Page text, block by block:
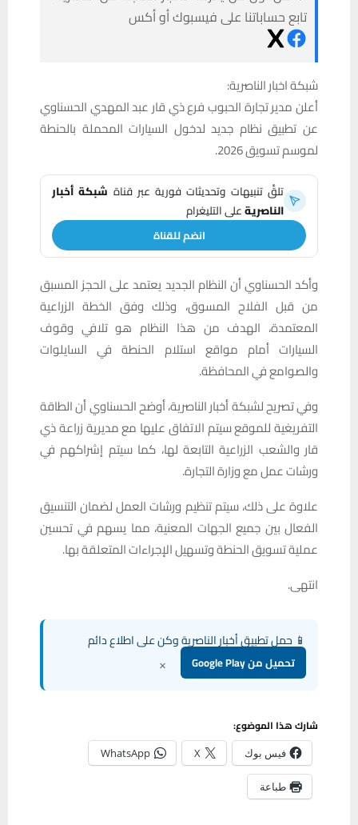
تابع حساباتنا على فيسبوك أو أكس
شبكة اخبار الناصرية:
أعلن مدير تجارة الحبوب فرع ذي قار عبد المهدي الحسناوي
عن تطبيق نظام جديد لدخول السيارات المحملة بالحنطة
لموسم تسويق 2026.
تلقَّ تنبيهات وتحديثات فورية عبر قناة شبكة أخبار
الناصريةعلى التليغرام
انضم للقناة
وأكد الحسناوي أن النظام الجديد يعتمد على الحجز المسبق
من قبل الفلاح المسوق، وذلك وفق الخطة الزراعية
المعتمدة، الهدف من هذا النظام هو تلافي وقوف
السيارات أمام مواقع استلام الحنطة في السايلوات
والصوامع في المحافظة.
وفي تصريح لشبكة أخبار الناصرية، أوضح الحسناوي أن الطاقة
التفريغية للموقع سيتم الاتفاق عليها مع مديرية زراعة ذي
قار والشعب الزراعية التابعة لها، كما سيتم إشراكهم في
ورشات عمل مع وزارة التجارة.
علاوة على ذلك، سيتم تنظيم ورشات العمل لضمان التنسيق
الفعال بين جميع الجهات المعنية، مما يسهم في تحسين
عملية تسويق الحنطة وتسهيل الإجراءات المتعلقة بها.
انتهى.
📱 حمل تطبيق أخبار الناصرية وكن على اطلاع دائم
تحميل من Google Play ×
شارك هذا الموضوع:
فيس بوك X
WhatsApp
طباعة